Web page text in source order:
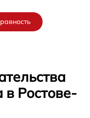
в Ростове-